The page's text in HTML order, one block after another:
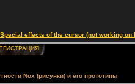
effects of the cursor (not working
Nox (рисунки) и его прототипы